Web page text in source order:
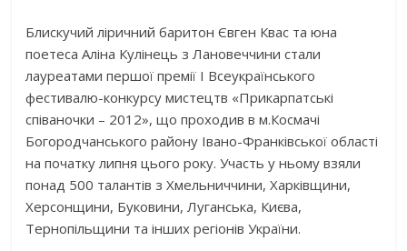
Блискучий ліричний баритон Євген Квас та юна
поетеса Аліна Кулінець з Лановеччини стали
лауреатами першої премії І Всеукраїнського
фестивалю-конкурсу мистецтв «Прикарпатські
співаночки – 2012», що проходив в м.Космачі
Богородчанського району Івано-Франківської області
на початку липня цього року. Участь у ньому взяли
понад 500 талантів з Хмельниччини, Харківщини,
Херсонщини, Буковини, Луганська, Києва,
Тернопільщини та інших регіонів України.